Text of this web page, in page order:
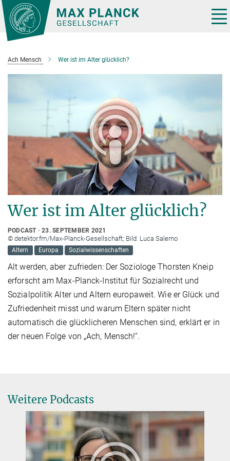
Hauptinhalt
Ach Mensch Wer ist im Alter glücklich?
Wer ist im Alter glücklich?
PODCAST 23. SEPTEMBER 2021
© detektor.fm/Max-Planck-Gesellschaft; Bild: Luca Salerno
Altern Europa Sozialwissenschaften
Alt werden, aber zufrieden: Der Soziologe Thorsten Kneip
erforscht am Max-Planck-Institut für Sozialrecht und
Sozialpolitik Alter und Altern europaweit. Wie er Glück und
Zufriedenheit misst und warum Eltern später nicht
automatisch die glücklicheren Menschen sind, erklärt er in
der neuen Folge von „Ach, Mensch!“.
Weitere Podcasts